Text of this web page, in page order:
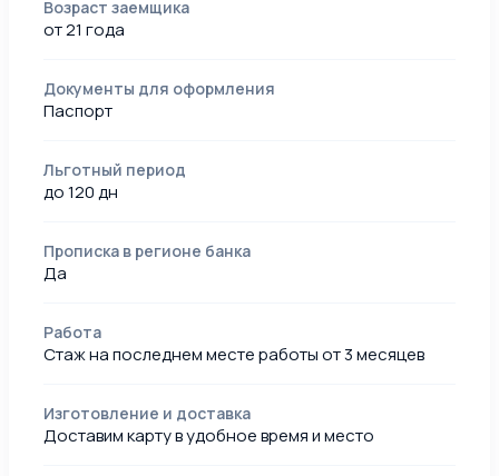
Возраст заемщика
от 21 года
Документы для оформления
Паспорт
Льготный период
до 120 дн
Прописка в регионе банка
Да
Работа
Стаж на последнем месте работы от 3 месяцев
Изготовление и доставка
Доставим карту в удобное время и место